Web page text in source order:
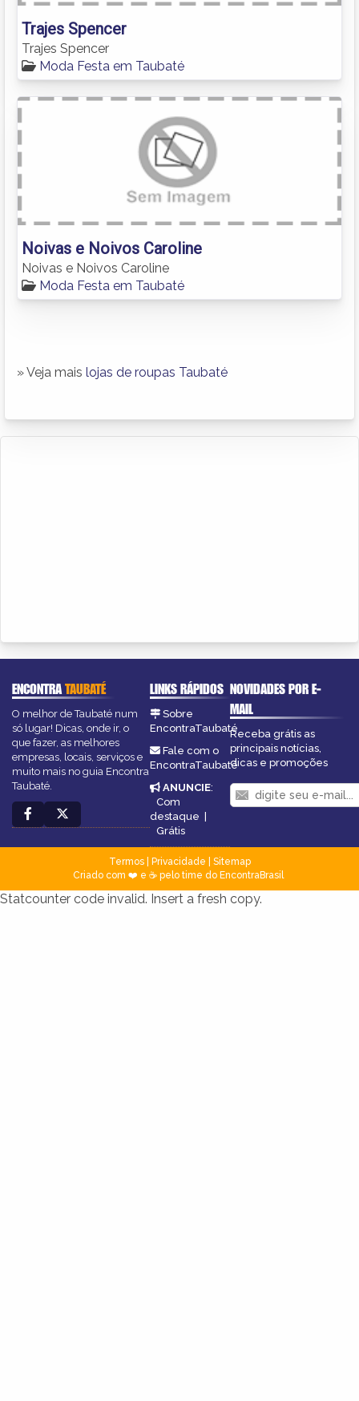
Trajes Spencer
Trajes Spencer
Moda Festa em Taubaté
Noivas e Noivos Caroline
Noivas e Noivos Caroline
Moda Festa em Taubaté
» Veja mais lojas de roupas Taubaté
ENCONTRATAUBATÉ
O melhor de Taubaté num
só lugar! Dicas, onde ir, o
que fazer, as melhores
empresas, locais, serviços e
muito mais no guia Encontra
Taubaté.
LINKS RÁPIDOS
Sobre
EncontraTaubaté
Fale com o
EncontraTaubaté
ANUNCIE:
Com
destaque |
Grátis
NOVIDADES POR E-
MAIL
Receba grátis as
principais notícias,
dicas e promoções
Termos| Privacidade
Sitemap
Criado com ❤️ e ☕ pelo time do EncontraBrasil
Statcounter code invalid. Insert a fresh copy.